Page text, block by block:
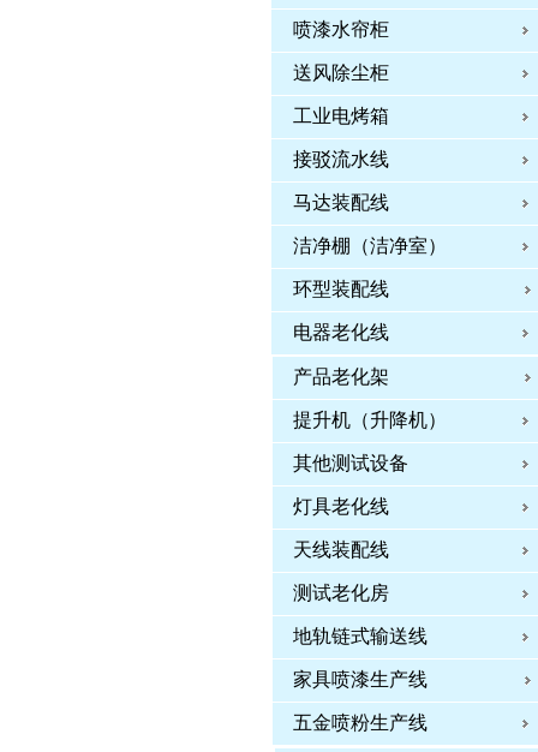
喷漆水帘柜
送风除尘柜
工业电烤箱
接驳流水线
马达装配线
洁净棚（洁净室）
环型装配线
电器老化线
产品老化架
提升机（升降机）
其他测试设备
灯具老化线
天线装配线
测试老化房
地轨链式输送线
家具喷漆生产线
五金喷粉生产线